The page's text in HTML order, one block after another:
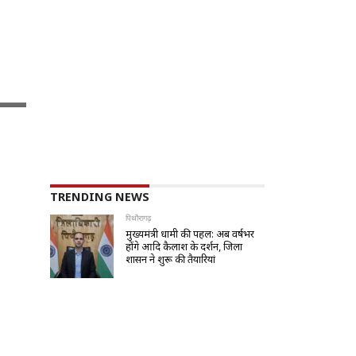
TRENDING NEWS
पिथौरागढ़
मुख्यमंत्री धामी की पहल: अब वर्षभर
होंगे आदि कैलाश के दर्शन, जिला
प्रशासन ने शुरू की तैयारियां